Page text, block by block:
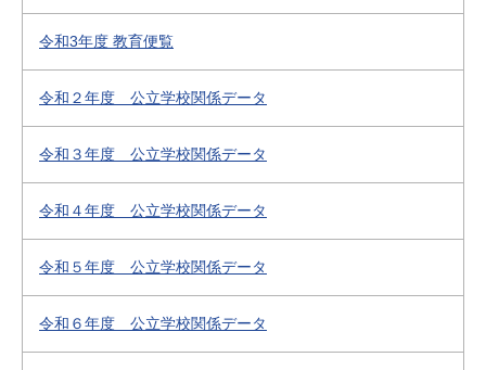
令和3年度 教育便覧
令和２年度 公立学校関係データ
令和３年度 公立学校関係データ
令和４年度 公立学校関係データ
令和５年度 公立学校関係データ
令和６年度 公立学校関係データ